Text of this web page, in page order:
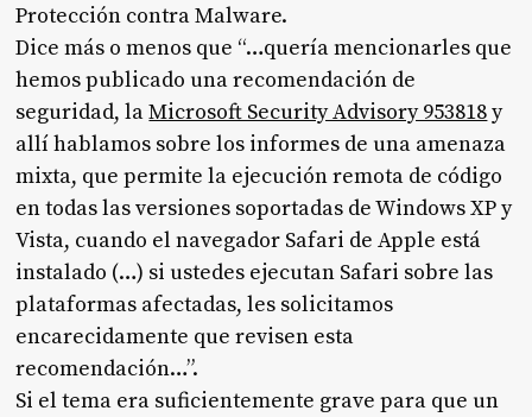
Protección contra Malware.
Dice más o menos que “…quería mencionarles que
hemos publicado una recomendación de
seguridad, laMicrosoft Security Advisory 953818y
allí hablamos sobre los informes de una amenaza
mixta, que permite la ejecución remota de código
en todas las versiones soportadas de Windows XP y
Vista, cuando el navegador Safari de Apple está
instalado (…) si ustedes ejecutan Safari sobre las
plataformas afectadas, les solicitamos
encarecidamente que revisen esta
recomendación…”.
Si el tema era suficientemente grave para que un